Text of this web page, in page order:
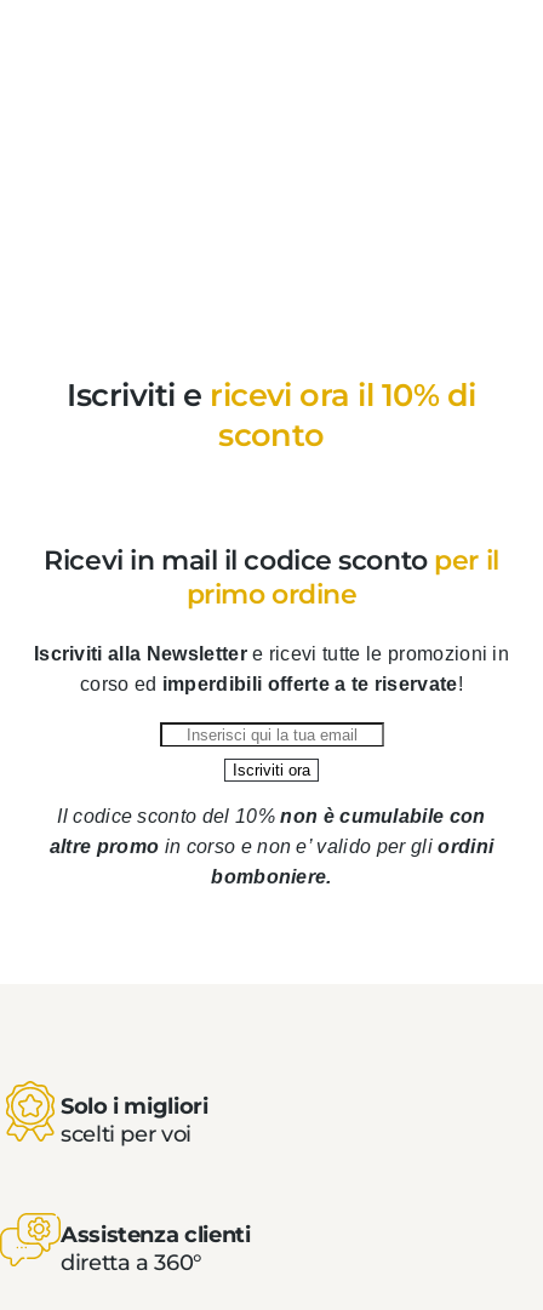
Iscriviti e ricevi ora il 10% di
sconto
Ricevi in mail il codice sconto per il
primo ordine
Iscriviti alla Newslettere ricevi tutte le promozioni in
corso ed imperdibili offerte a te riservate!
Il codice sconto del 10%non è cumulabile con
altre promo in corso e non e’ valido per gliordini
bomboniere.
Solo i migliori
scelti per voi
Assistenza clienti
diretta a 360°